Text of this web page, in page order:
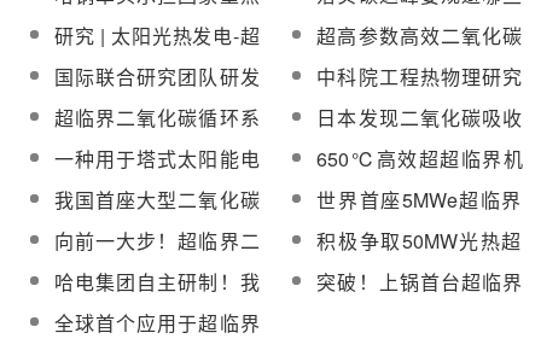
缩机及其驱动与辅助系
统
力矿厂实现可再生能源
目标
研发计划项目“超临界
CO2锅炉质量评价技术
体系研究与示范应用”
风险？
研究 | 太阳光热发电-超
临界二氧化碳循环系统
经济性分析与优化
超高参数高效二氧化碳
燃煤发电基础理论与关
键技术研究项目取得重
要突破
国际联合研究团队研发
出新型催化剂，可有效
将二氧化碳变甲烷
中科院工程热物理研究
所兆瓦级超临界二氧化
碳压缩机测试取得圆满
成功
超临界二氧化碳循环系
统印刷板式换热器联合
研制协议洛阳签署
日本发现二氧化碳吸收
效率达10倍的物质，有
望在碳中和领域得到广
泛应用
一种用于塔式太阳能电
站的新型超临界二氧化
碳再压缩布雷顿循环
650℃高效超超临界机
组高温材料及其部件制
备创新联合体在西安正
式成立
我国首座大型二氧化碳
循环发电机组投运，未
来可应用于高效光热、
储能等领域
世界首座5MWe超临界
二氧化碳循环发电试验
机组投运发布会暨超临
界二氧化碳循环发电技
向前一大步！超临界二
氧化碳光热发电商业化
理想照进现实
积极争取50MW光热超
临界二氧化碳发电示范
项目落地！华能青海分
哈电集团自主研制！我
国首台超临界二氧化碳
锅炉试运行
突破！上锅首台超临界
全球首个应用于超临界